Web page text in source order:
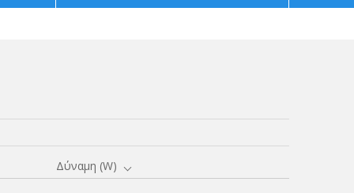
Δύναμη (W)